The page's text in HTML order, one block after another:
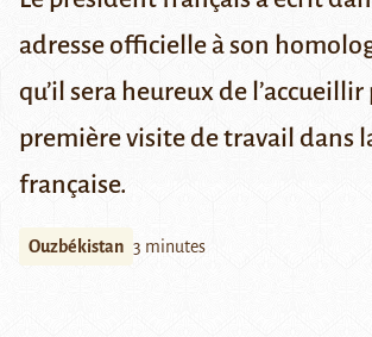
adresse officielle à son
qu’il sera heureux de
première visite de travail dans
française.
Ouzbékistan 3 minutes